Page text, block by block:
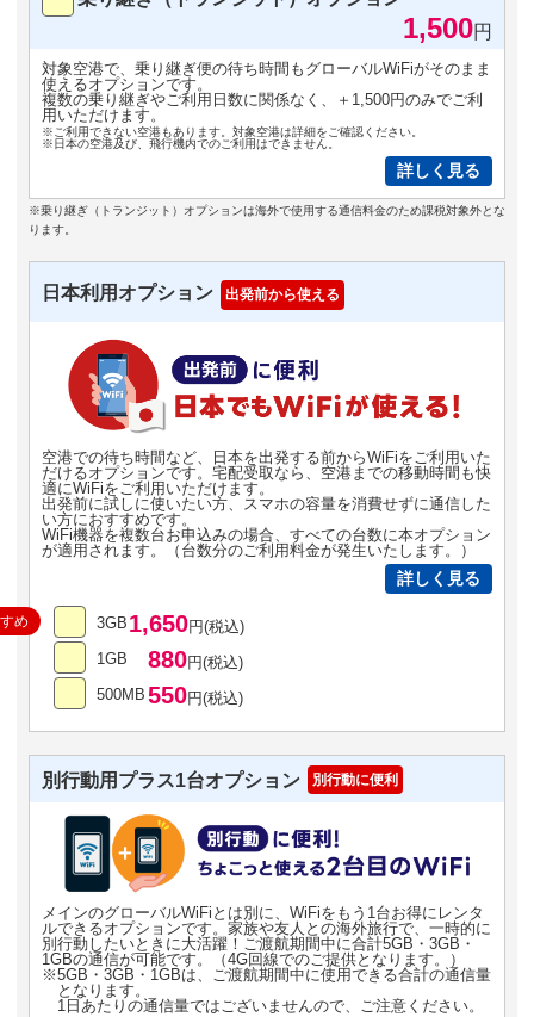
1,500円
対象空港で、乗り継ぎ便の待ち時間もグローバルWiFiがそのまま
使えるオプションです。
複数の乗り継ぎやご利用日数に関係なく、＋1,500円のみでご利
用いただけます。
※ご利用できない空港もあります。対象空港は詳細をご確認ください。
※日本の空港及び、飛行機内でのご利用はできません。
詳しく見る
※乗り継ぎ（トランジット）オプションは海外で使用する通信料金のため課税対象外とな
ります。
日本利用オプション 出発前から使える
空港での待ち時間など、日本を出発する前からWiFiをご利用いた
だけるオプションです。宅配受取なら、空港までの移動時間も快
適にWiFiをご利用いただけます。
出発前に試しに使いたい方、スマホの容量を消費せずに通信した
い方におすすめです。
WiFi機器を複数台お申込みの場合、すべての台数に本オプション
が適用されます。（台数分のご利用料金が発生いたします。）
詳しく見る
3GB 1,650円(税込)
め
1GB 880円(税込)
500MB 550円(税込)
別行動用プラス1台オプション 別行動に便利
メインのグローバルWiFiとは別に、WiFiをもう1台お得にレンタ
ルできるオプションです。家族や友人との海外旅行で、一時的に
別行動したいときに大活躍！ご渡航期間中に合計5GB・3GB・
1GBの通信が可能です。（4G回線でのご提供となります。）
※5GB・3GB・1GBは、ご渡航期間中に使用できる合計の通信量
となります。
1日あたりの通信量ではございませんので、ご注意ください。